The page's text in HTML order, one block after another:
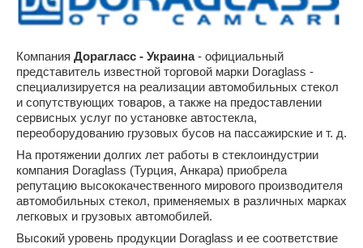
Компания Дорагласс - Украина - официальный
представитель известной торговой марки Doraglass -
специализируется на реализации автомобильных стекол
и сопутствующих товаров, а также на предоставлении
сервисных услуг по установке автостекла,
переоборудованию грузовых бусов на пассажирские и т. д.
На протяжении долгих лет работы в стеклоиндустрии
компания Doraglass (Турция, Анкара) приобрела
репутацию высококачественного мирового производителя
автомобильных стекол, применяемых в различных марках
легковых и грузовых автомобилей.
Высокий уровень продукции Doraglass и ее соответствие